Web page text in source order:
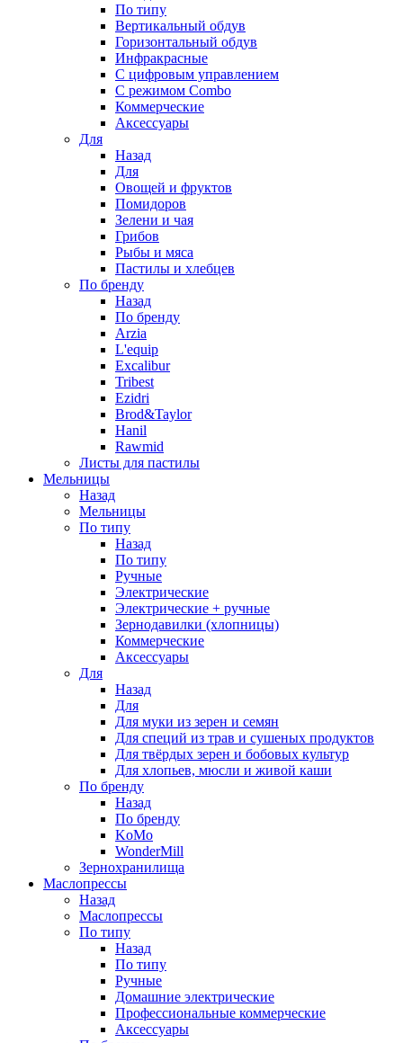
По типу
Вертикальный обдув
Горизонтальный обдув
Инфракрасные
С цифровым управлением
С режимом Combo
Коммерческие
Аксессуары
Для
Назад
Для
Овощей и фруктов
Помидоров
Зелени и чая
Грибов
Рыбы и мяса
Пастилы и хлебцев
По бренду
Назад
По бренду
Arzia
L'equip
Excalibur
Tribest
Ezidri
Brod&Taylor
Hanil
Rawmid
Листы для пастилы
Мельницы
Назад
Мельницы
По типу
Назад
По типу
Ручные
Электрические
Электрические + ручные
Зернодавилки (хлопницы)
Коммерческие
Аксессуары
Для
Назад
Для
Для муки из зерен и семян
Для специй из трав и сушеных продуктов
Для твёрдых зерен и бобовых культур
Для хлопьев, мюсли и живой каши
По бренду
Назад
По бренду
KoMo
WonderMill
Зернохранилища
Маслопрессы
Назад
Маслопрессы
По типу
Назад
По типу
Ручные
Домашние электрические
Профессиональные коммерческие
Аксессуары